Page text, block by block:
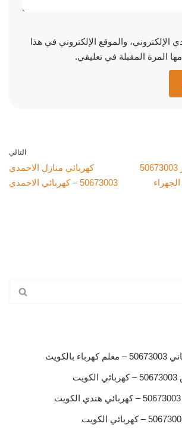
الإلكتروني، والموقع الإلكتروني في هذا
المرة المقبلة في تعليقي.
كهربائي منازل القصر 50673003
التالي
كهربائي منازل الاحمدي
50673003 – كهربائي الاحمدي